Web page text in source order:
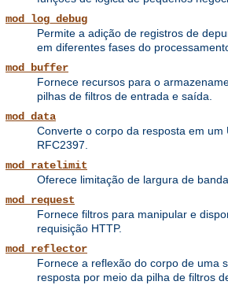
mod_log_debug
Permite a adição de registros de
em diferentes fases do
mod_buffer
Fornece recursos para o
pilhas de filtros de entrada e saída.
mod_data
Converte o corpo da resposta em um
RFC2397.
mod_ratelimit
Oferece limitação de largura de
mod_request
Fornece filtros para manipular e
requisição HTTP.
mod_reflector
Fornece a reflexão do corpo de uma
resposta por meio da pilha de filtros